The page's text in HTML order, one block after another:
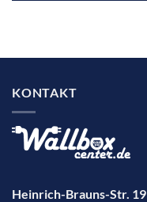
KONTAKT
Heinrich-Brauns-Str. 19